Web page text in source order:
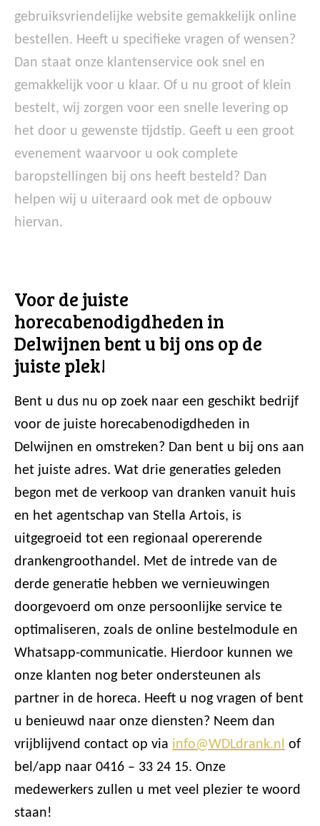
gebruiksvriendelijke website gemakkelijk online
bestellen. Heeft u specifieke vragen of wensen?
Dan staat onze klantenservice ook snel en
gemakkelijk voor u klaar. Of u nu groot of klein
bestelt, wij zorgen voor een snelle levering op
het door u gewenste tijdstip. Geeft u een groot
evenement waarvoor u ook complete
baropstellingen bij ons heeft besteld? Dan
helpen wij u uiteraard ook met de opbouw
hiervan.
Voor de juiste
horecabenodigdheden in
Delwijnen bent u bij ons op de
juiste plek!
Bent u dus nu op zoek naar een geschikt bedrijf
voor de juiste horecabenodigdheden in
Delwijnen en omstreken? Dan bent u bij ons aan
het juiste adres. Wat drie generaties geleden
begon met de verkoop van dranken vanuit huis
en het agentschap van Stella Artois, is
uitgegroeid tot een regionaal opererende
drankengroothandel. Met de intrede van de
derde generatie hebben we vernieuwingen
doorgevoerd om onze persoonlijke service te
optimaliseren, zoals de online bestelmodule en
Whatsapp-communicatie. Hierdoor kunnen we
onze klanten nog beter ondersteunen als
partner in de horeca. Heeft u nog vragen of bent
u benieuwd naar onze diensten? Neem dan
vrijblijvend contact op via info@WDLdrank.nl of
bel/app naar 0416 – 33 24 15. Onze
medewerkers zullen u met veel plezier te woord
staan!